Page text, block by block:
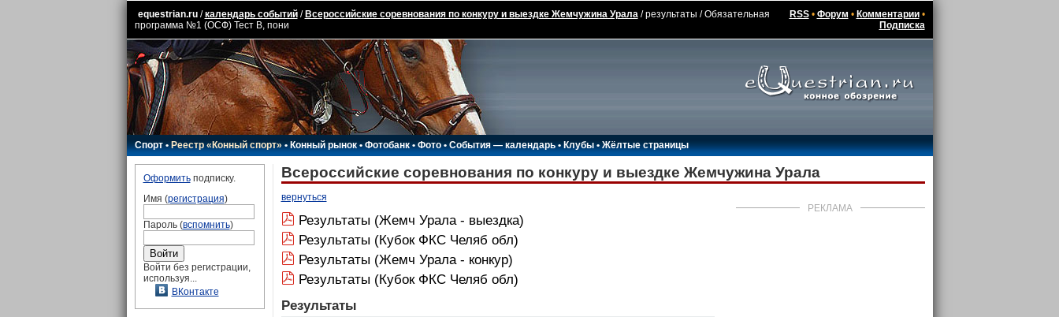
equestrian.ru/календарь событий/ Всероссийские соревнования по конкуру и выездке Жемчужина Урала/ результаты / Обязательная
программа №1 (ОСФ) Тест В, пони
RSS• Форум • Комментарии•
Подписка
Спорт•Реестр «Конный спорт»•Конный рынок•Фотобанк •Фото•События — календарь•Клубы •Жёлтые страницы
Оформитьподписку.
Имя (регистрация)
Пароль (вспомнить)
Войти без регистрации,
используя...
ВКонтакте
Всероссийские соревнования по конкуру и выездке Жемчужина Урала
вернуться
РЕКЛАМА
Результаты (Жемч Урала - выездка)
Результаты (Кубок ФКС Челяб обл)
Результаты (Жемч Урала - конкур)
Результаты (Кубок ФКС Челяб обл)
Результаты